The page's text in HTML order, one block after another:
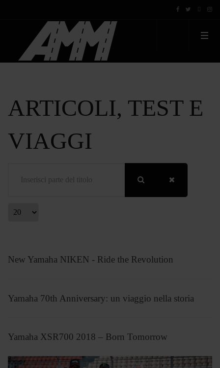
ARTICOLI, TEST E
VIAGGI
Visualizza #
New Yamaha NIKEN - Ride the Revolution
Yamaha 70th Anniversary: un viaggio nella storia
Yamaha XSR700 2018 – Born Tomorrow